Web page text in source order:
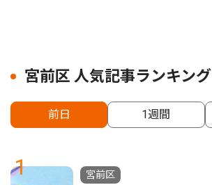
宮前区 人気記事ランキング
前日 1週間
1
宮前区